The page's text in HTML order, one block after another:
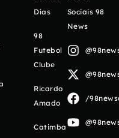
Días
98
Futebol
Clube
Ricardo
Amado
Catimba
Sociais 98
News
/